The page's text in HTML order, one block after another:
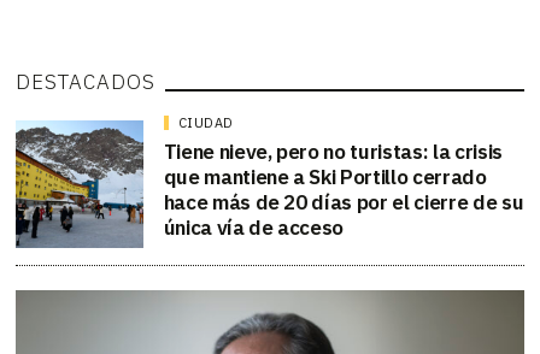
DESTACADOS
CIUDAD
Tiene nieve, pero no turistas: la crisis
que mantiene a Ski Portillo cerrado
hace más de 20 días por el cierre de su
única vía de acceso